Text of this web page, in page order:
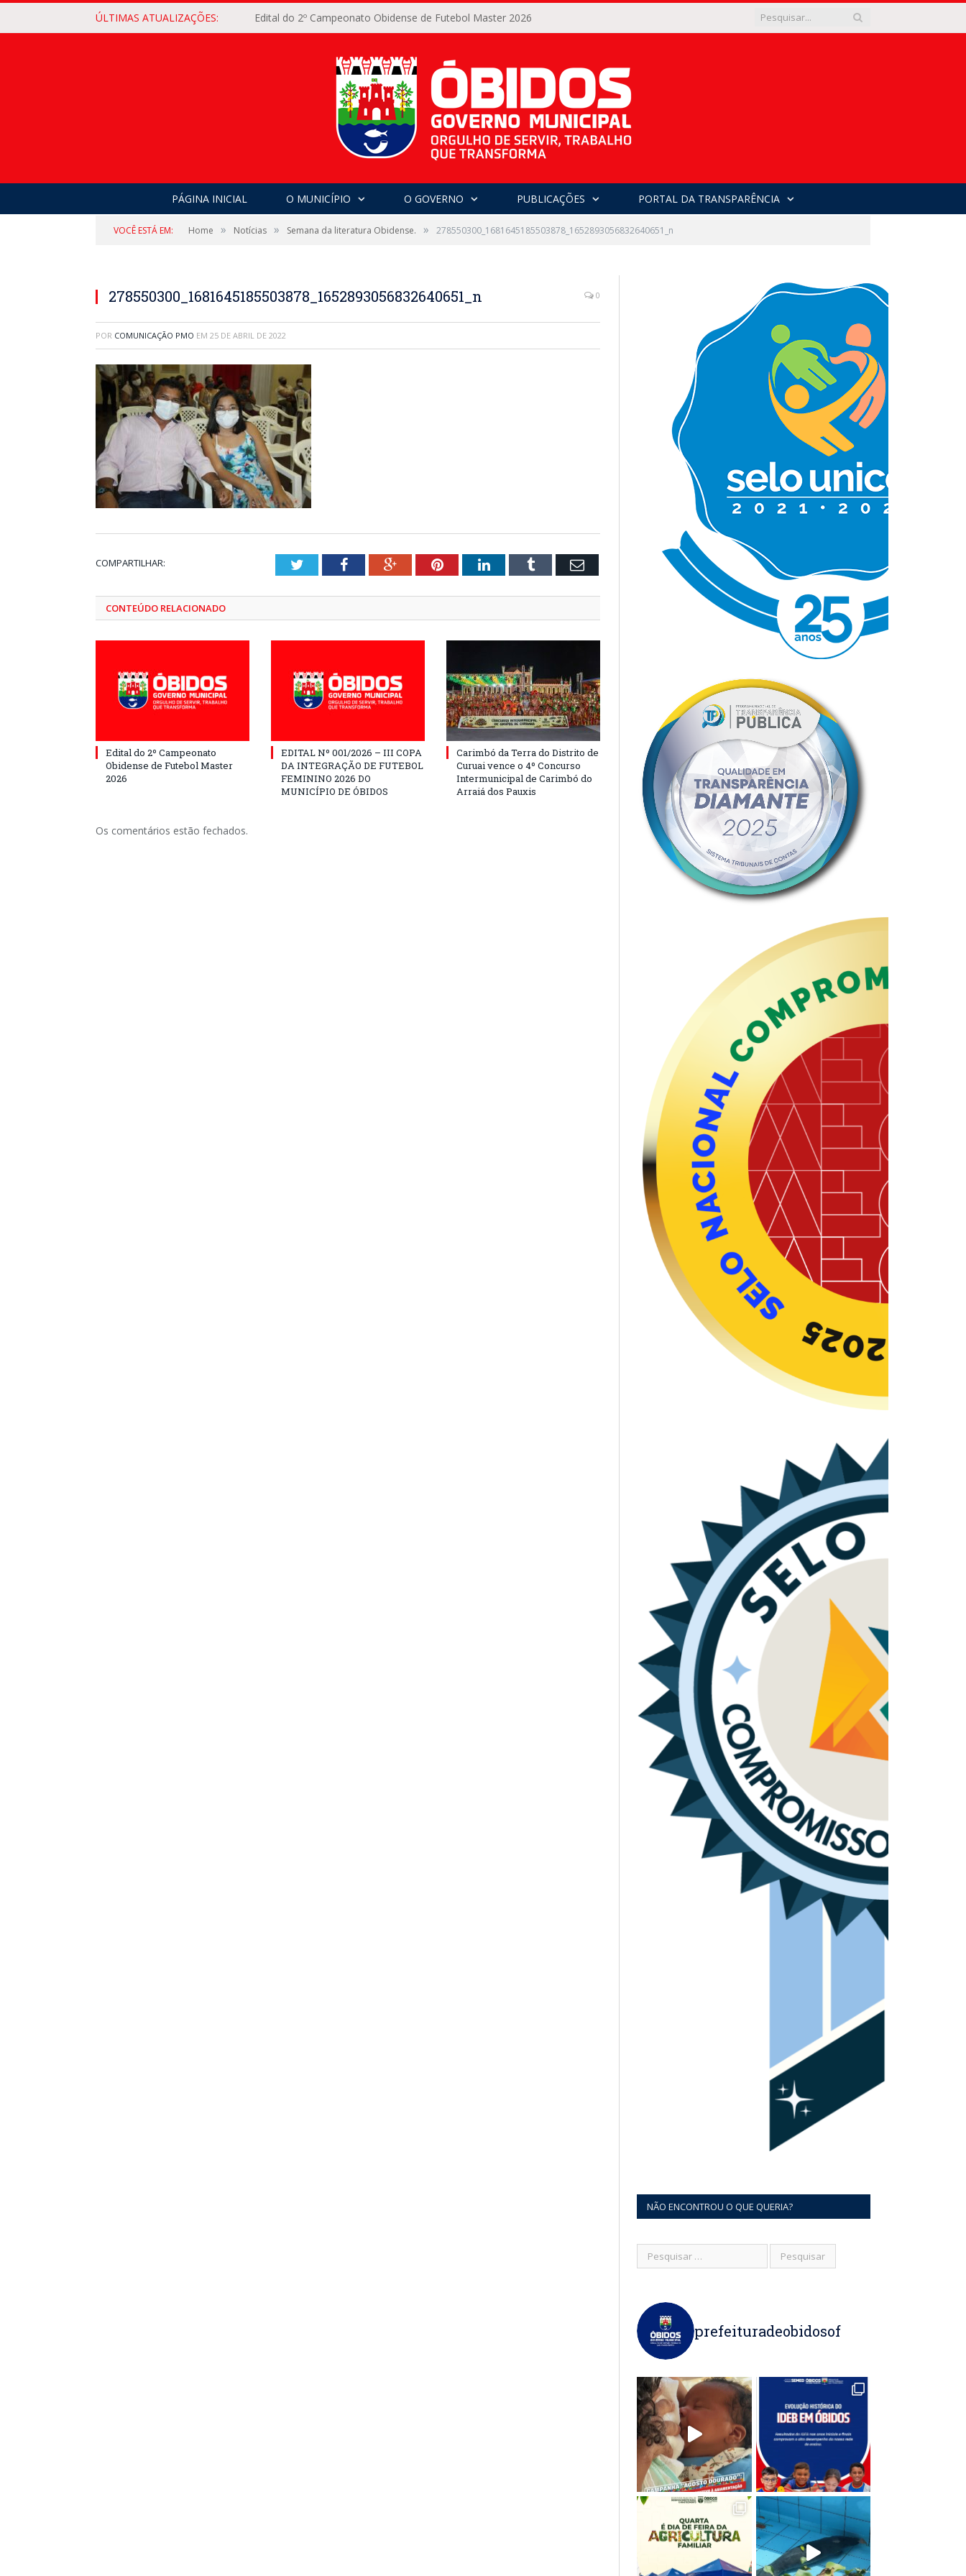
ÚLTIMAS ATUALIZAÇÕES: Edital do 2º Campeonato Obidense de Futebol Master 2026
PÁGINA INICIAL O MUNICÍPIO O GOVERNO PUBLICAÇÕES PORTAL DA TRANSPARÊNCIA
VOCÊ ESTÁ EM: Home » Notícias » Semana da literatura Obidense. » 278550300_1681645185503878_1652893056832640651_n
278550300_1681645185503878_1652893056832640651_n 0
POR COMUNICAÇÃO PMO EM 25 DE ABRIL DE 2022
COMPARTILHAR: TwitterFacebookGoogle+PinterestLinkedInTumblr Email
CONTEÚDO RELACIONADO
Edital do 2º Campeonato
Obidense de Futebol Master
2026
EDITAL Nº 001/2026 – III COPA
DA INTEGRAÇÃO DE FUTEBOL
FEMININO 2026 DO
MUNICÍPIO DE ÓBIDOS
Carimbó da Terra do Distrito de
Curuai vence o 4º Concurso
Intermunicipal de Carimbó do
Arraiá dos Pauxis
Os comentários estão fechados.
NÃO ENCONTROU O QUE QUERIA?
prefeituradeobidosof